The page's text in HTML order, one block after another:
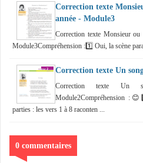
Correction texte
année - Module3
Correction texte Monsieur ou
Module3Compréhension :1️⃣ Oui, la scène
Correction texte Un
Correction texte Un
Module2Compréhension
parties : les vers 1 à 8 raconten ...
0 commentaires